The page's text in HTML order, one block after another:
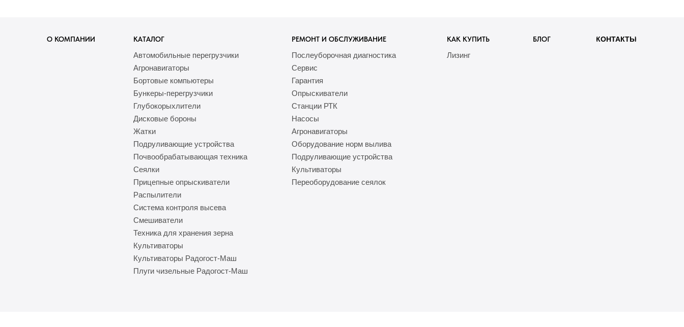
О КОМПАНИИ КАТАЛОГ КОНТАКТЫ
РЕМОНТ И ОБСЛУЖИВАНИЕ КАК КУПИТЬ БЛОГ
Автомобильные перегрузчики
Агронавигаторы
Бортовые компьютеры
Бункеры-перегрузчики
Глубокорыхлители
Дисковые бороны
Жатки
Подруливающие устройства
Почвообрабатывающая техника
Прицепные опрыскиватели
Распылители
Система контроля высева
Смешиватели
Техника для хранения зерна
Культиваторы
Культиваторы Радогост-Маш
Плуги чизельные Радогост-Маш
Послеуборочная диагностика
Сервис
Гарантия
Опрыскиватели
Станции РТК
Насосы
Агронавигаторы
Оборудование норм вылива
Подруливающие устройства
Культиваторы
Переоборудование сеялок
Лизинг
Сеялки